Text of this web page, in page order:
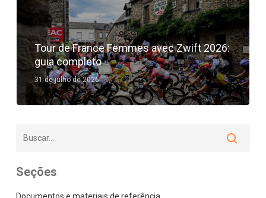
Tour de France Femmes avec Zwift 2026:
guia completo
31 de julho de 2026
Seções